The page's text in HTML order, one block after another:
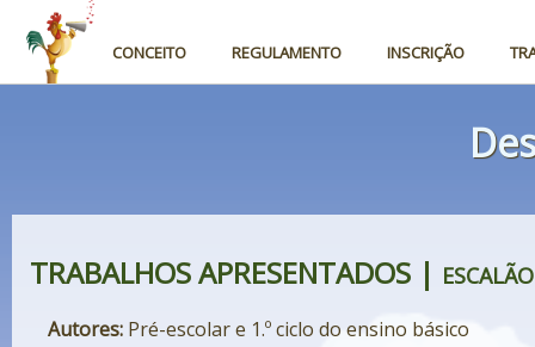
CONCEITO REGULAMENTO INSCRIÇÃO
TRABALHOS APRESENTADOS |
Autores: Pré-escolar e 1.º ciclo do ensino básico